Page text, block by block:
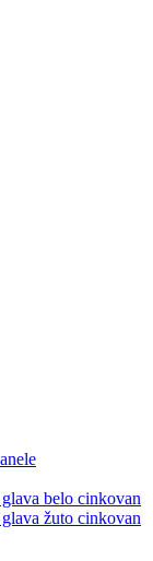
belo cinkovan
žuto cinkovan